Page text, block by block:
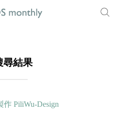
尋結果
作 PiliWu-Design